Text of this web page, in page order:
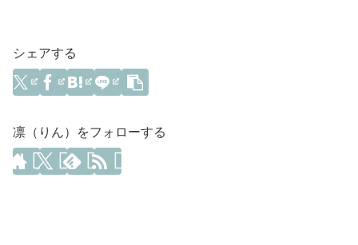
シェアする
凛（りん）をフォローする